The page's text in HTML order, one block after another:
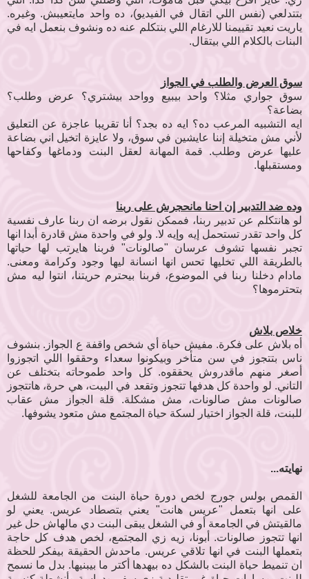
بتتدلعي (نفس اللي اتقال في الفيديو)، ده واحد مايتعيبش. وغيره.
ياريت نعيد تقييمنا للارغام اللي بنتكلم عنه ده ونشوف بنعمل ايه في
البنات بالكلام اللي بيتقال.
سوق العرض والطلب في الجواز
سوق جواري مثلا؟ واحد بيبيع وواحد بيشتري؟ عرض وطلب؟
بضاعة؟
ايه التشبيه المرعب ده؟ ايه ده بجد؟ أنا تقريبا عاجزة عن التعليق
لأني مش متخيلة إننا عايشين في سوق، ولا عايزة اتخيل اني بضاعة
عليها عرض وطلب. قمة المهانة لعقل البنت ودماغها وكفاحها
ومستقبلها.
وده ضد التدبير إن احنا مانحجرش على ربنا
لو هانتكلم عن تدبير ربنا، فممكن نقول برضه ان ربنا عارف نفسية
كل واحد تقدر تستحمل إيه وإيه لا. ولو في واحدة مش قادرة أبدا انها
تجبر نفسها تشوف عرسان "صالونات" فربنا هايرتب لها حياتها
بالطريقة اللي تخليها تحس انها انسانة ليها وجود وكرامة ومعنى.
مادام دخلنا ربنا في الموضوع، فربنا بيحترم حريتنا، انتوا ليه مش
بتحترموها؟
خلاص بلاش
أه بلاش على فكرة. مفيش حياة أي شخص واقفة ع الجواز. بنشوف
ناس بتتجوز في سن متأخر وبيكونوا سعداء وحققوا اللي اتجوزوا
أصغر منهم ماقدروش يحققوه. كل واحد طموحاته بتختلف عن
التاني. لو واحدة كل هدفها تتجوز وتقعد في البيت، هي حرة، هاتتجوز
صالونات مش صالونات، مش مشكلة. قلة الجواز مش عقاب
للبنت، قلة الجواز اختيار لسكة حياة المجتمع مش متعود يشوفها.
نهايته...
القمص بولس جورج لخص دورة حياة البنت من الجامعة للشغل
على انها بتعمل "عريس هانت" يعني بتصطاد عريس. يعني لو
مالقيتش في الجامعة أو في الشغل يبقى البنت دي مالهاش حل غير
انها تتجوز صالونات. أبونا، زيه زي المجتمع، لخص هدف كل حاجة
بتعملها البنت في انها تلاقي عريس. ماحدش الحقيقة بيفكر للحظة
ان تنميط حياة البنت بالشكل ده بيهدها أكتر ما بيبنيها. بدل ما نسمح